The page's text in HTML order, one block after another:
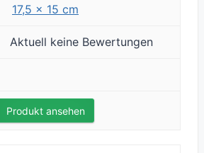
17,5 x 15 cm
Aktuell keine Bewertungen
Produkt ansehen